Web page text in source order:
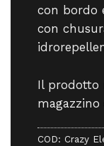
con bordo
con
Il prodotto
COD: Crazy